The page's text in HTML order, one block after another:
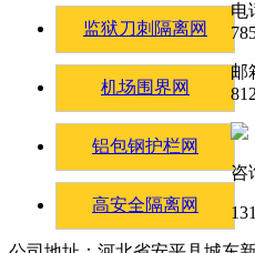
监狱刀刺隔离网
机场围界网
铝包钢护栏网
高安全隔离网
电
邮
咨